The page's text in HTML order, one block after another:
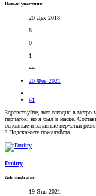
Новый участник
20 Дек 2018
8
0
1
44
20 Фев 2021
#1
Здравствуйте, вот сегодня в
перчаток, но я был в маске.
основные и запасные перчатки
? Подскажите пожалуйста.
Dmitry
Administrator
19 Янв 2021